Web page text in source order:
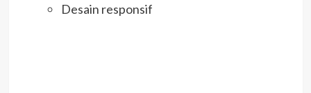
Desain responsif